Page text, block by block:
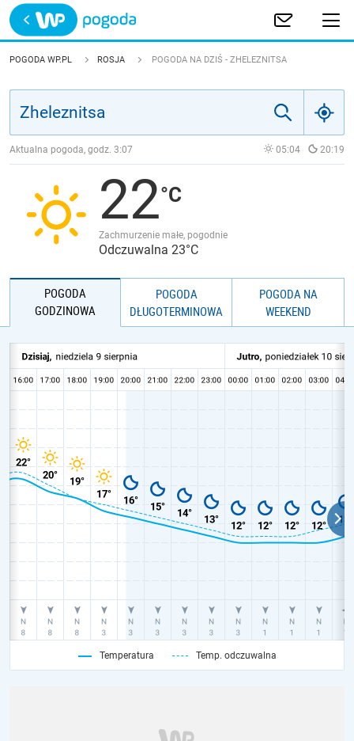
Trwa ładowanie
POLSKA
JAKOŚĆ POWIETRZA
POGODA WP.PL ROSJA POGODA NA DZIŚ - ZHELEZNITSA
Aktualna pogoda, godz. 3:07 05:04 20:19
22
Zachmurzenie małe, pogodnie
Odczuwalna 23°C
POGODA
GODZINOWA
POGODA
DŁUGOTERMINOWA
POGODA NA
WEEKEND
Temperatura Temp. odczuwalna